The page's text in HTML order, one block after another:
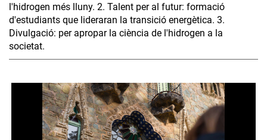
l'hidrogen més lluny. 2. Talent per al futur: formació
d'estudiants que lideraran la transició energètica. 3.
Divulgació: per apropar la ciència de l'hidrogen a la
societat.